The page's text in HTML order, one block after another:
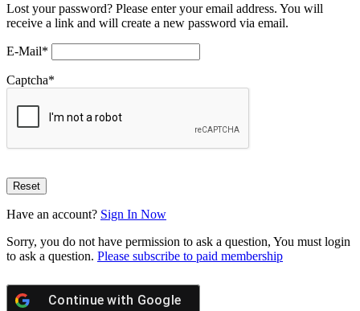
Lost your password? Please enter your email address. You will
receive a link and will create a new password via email.
E-Mail*
Captcha*
Have an account? Sign In Now
Sorry, you do not have permission to ask a question, You must login
to ask a question. Please subscribe to paid membership
Continue with Google